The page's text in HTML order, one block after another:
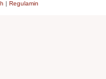
| Regulamin